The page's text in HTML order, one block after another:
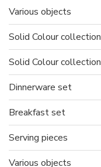
Various objects
Solid Colour
Solid Colour
Dinnerware set
Breakfast set
Serving pieces
Various objects